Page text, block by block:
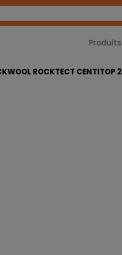
Produits
ROCKTECT